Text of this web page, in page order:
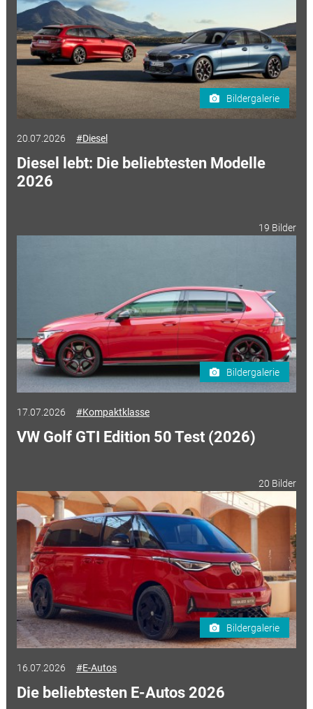
Bildergalerie
20.07.2026 #Diesel
Diesel lebt: Die beliebtesten Modelle
2026
19 Bilder
Bildergalerie
17.07.2026 #Kompaktklasse
VW Golf GTI Edition 50 Test (2026)
20 Bilder
Bildergalerie
16.07.2026 #E-Autos
Die beliebtesten E-Autos 2026